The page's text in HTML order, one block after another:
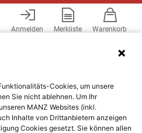
Anmelden Merkliste Warenkorb
Cookies, um unsere
Sie nicht ablehnen. Um Ihr
MANZ Websites (inkl.
Inhalte von Drittanbietern anzeigen
Cookies gesetzt. Sie können allen